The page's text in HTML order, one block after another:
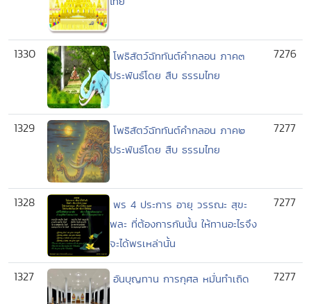
1330
โพธิสัตว์ฉัททันต์คำกลอน ภาค๓
ประพันธ์โดย สืบ ธรรมไทย
7276
1329
โพธิสัตว์ฉัททันต์คำกลอน ภาค๒
ประพันธ์โดย สืบ ธรรมไทย
7277
1328
พร 4 ประการ อายุ วรรณะ สุขะ
พละ ที่ต้องการกันนั้น ให้ทานอะไรจึง
จะได้พรเหล่านั้น
7277
1327 อันบุญทาน การกุศล หมั่นทำเถิด 7277